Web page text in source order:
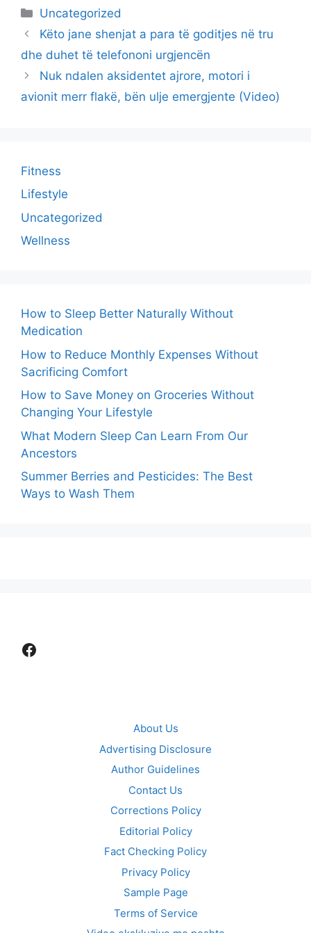
Categories
Uncategorized
Këto jane shenjat a para të goditjes në tru
dhe duhet të telefononi urgjencën
Nuk ndalen aksidentet ajrore, motori i
avionit merr flakë, bën ulje emergjente (Video)
Fitness
Lifestyle
Uncategorized
Wellness
How to Sleep Better Naturally Without
Medication
How to Reduce Monthly Expenses Without
Sacrificing Comfort
How to Save Money on Groceries Without
Changing Your Lifestyle
What Modern Sleep Can Learn From Our
Ancestors
Summer Berries and Pesticides: The Best
Ways to Wash Them
Facebook
About Us
Advertising Disclosure
Author Guidelines
Contact Us
Corrections Policy
Editorial Policy
Fact Checking Policy
Privacy Policy
Sample Page
Terms of Service